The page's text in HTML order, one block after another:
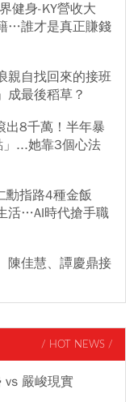
健身-KY營收大
…誰才是真正賺錢
親自找回來的接班
成最後稻草？
出8千萬！半年暴
...她靠3個心法
勳指路4種金飯
活…AI時代搶手職
陳佳慧、譚慶鼎接
/ HOT NEWS /
vs 嚴峻現實